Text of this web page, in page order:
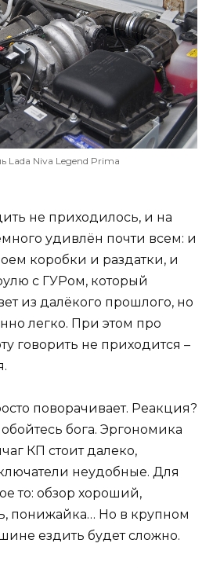
Lada Niva Legend Prima
не приходилось, и на
удивлён почти всем: и
коробки и раздатки, и
с ГУРом, который
из далёкого прошлого, но
легко. При этом про
говорить не приходится –
поворачивает. Реакция?
бога. Эргономика
КП стоит далеко,
неудобные. Для
то: обзор хороший,
понижайка… Но в крупном
ездить будет сложно.